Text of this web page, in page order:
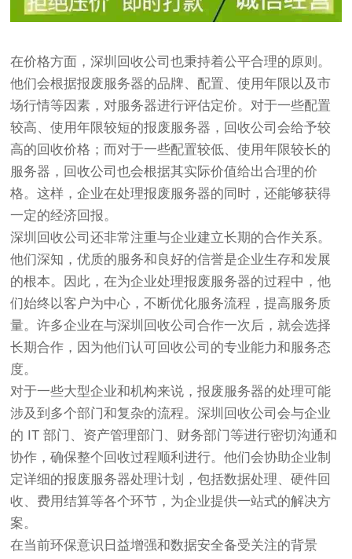
在价格方面，深圳回收公司也秉持着公平合理的原则。
他们会根据报废服务器的品牌、配置、使用年限以及市
场行情等因素，对服务器进行评估定价。对于一些配置
较高、使用年限较短的报废服务器，回收公司会给予较
高的回收价格；而对于一些配置较低、使用年限较长的
服务器，回收公司也会根据其实际价值给出合理的价
格。这样，企业在处理报废服务器的同时，还能够获得
一定的经济回报。
深圳回收公司还非常注重与企业建立长期的合作关系。
他们深知，优质的服务和良好的信誉是企业生存和发展
的根本。因此，在为企业处理报废服务器的过程中，他
们始终以客户为中心，不断优化服务流程，提高服务质
量。许多企业在与深圳回收公司合作一次后，就会选择
长期合作，因为他们认可回收公司的专业能力和服务态
度。
对于一些大型企业和机构来说，报废服务器的处理可能
涉及到多个部门和复杂的流程。深圳回收公司会与企业
的 IT 部门、资产管理部门、财务部门等进行密切沟通和
协作，确保整个回收过程顺利进行。他们会协助企业制
定详细的报废服务器处理计划，包括数据处理、硬件回
收、费用结算等各个环节，为企业提供一站式的解决方
案。
在当前环保意识日益增强和数据安全备受关注的背景